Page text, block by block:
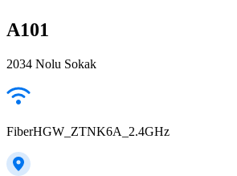
A101
2034 Nolu Sokak
FiberHGW_ZTNK6A_2.4GHz